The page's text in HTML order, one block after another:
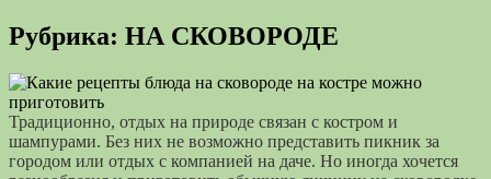
Рубрика: НА СКОВОРОДЕ
Традиционно, отдых на природе связан с костром и
шампурами. Без них не возможно представить пикник за
городом или отдых с компанией на даче. Но иногда хочется